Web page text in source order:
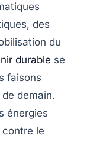
des
du
durable se
faisons
demain.
énergies
le